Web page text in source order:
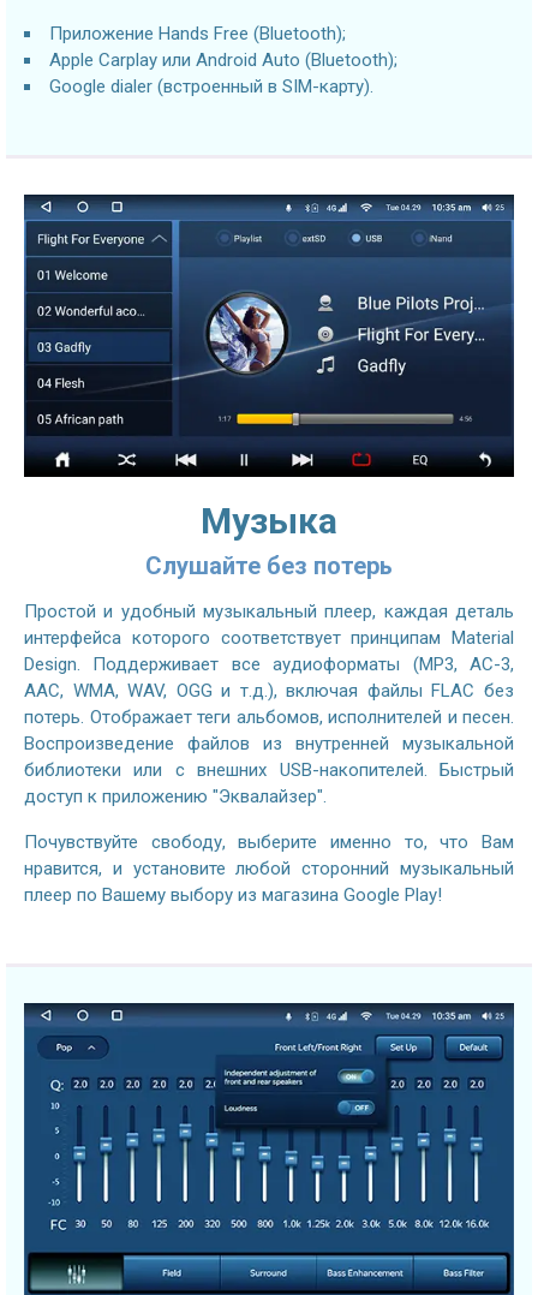
Приложение Hands Free (Bluetooth);
Apple Carplay или Android Auto (Bluetooth);
Google dialer (встроенный в SIM-карту).
Музыка
Слушайте без потерь
Простой и удобный музыкальный плеер, каждая деталь
интерфейса которого соответствует принципам Material
Design. Поддерживает все аудиоформаты (MP3, AC-3,
AAC, WMA, WAV, OGG и т.д.), включая файлы FLAC без
потерь. Отображает теги альбомов, исполнителей и песен.
Воспроизведение файлов из внутренней музыкальной
библиотеки или с внешних USB-накопителей. Быстрый
доступ к приложению "Эквалайзер".
Почувствуйте свободу, выберите именно то, что Вам
нравится, и установите любой сторонний музыкальный
плеер по Вашему выбору из магазина Google Play!